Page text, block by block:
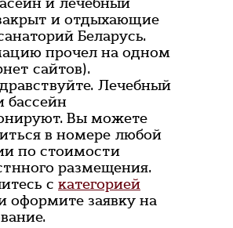
и отдыхающие
Беларусь.
прочел на одном
сайтов).
Лечебный
бассейн
Вы можете
в номере любой
по стоимости
размещения.
с категорией
оформите заявку на